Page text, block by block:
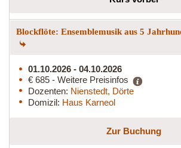
Blockflöte: Ensemblemusik aus 5
01.10.2026 - 04.10.2026
€ 685 - Weitere Preisinfos
Dozenten: Nienstedt, Dörte
Domizil: Haus Karneol
Zur Buchung